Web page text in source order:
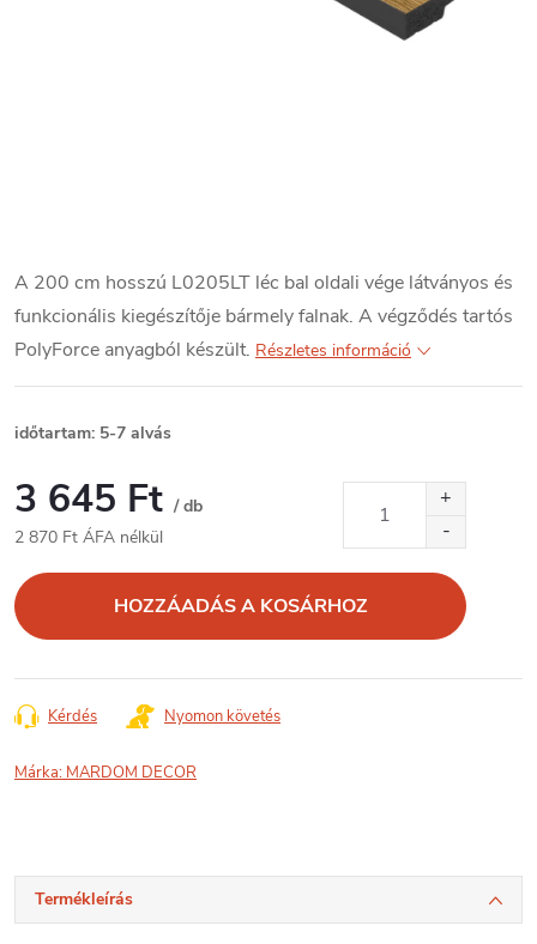
A 200 cm hosszú L0205LT léc bal oldali vége látványos és
funkcionális kiegészítője bármely falnak. A végződés tartós
PolyForce anyagból készült. Részletes információ
időtartam: 5-7 alvás
3 645 Ft / db
2 870 Ft ÁFA nélkül
HOZZÁADÁS A KOSÁRHOZ
Kérdés Nyomon követés
Márka: MARDOM DECOR
Termékleírás